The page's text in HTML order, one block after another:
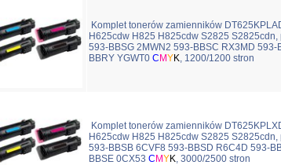
Komplet tonerów zamienników
H625cdw H825 H825cdw S2825 S2825cdn,
593-BBSG 2MWN2 593-BBSC RX3MD 593-
BBRY YGWT0 C MYK, 1200/1200 stron
Komplet tonerów zamienników
H625cdw H825 H825cdw S2825 S2825cdn,
593-BBSB 6CVF8 593-BBSD R6C4D 593-
BBSE 0CX53 C MYK, 3000/2500 stron